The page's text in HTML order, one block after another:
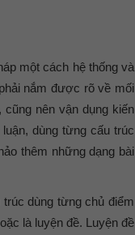
một cách hệ thống và
nắm được rõ về mối
nên vận dụng kiến
dùng từng cấu trúc
thêm những dạng bài
dùng từng chủ điểm
là luyện đề. Luyện đề